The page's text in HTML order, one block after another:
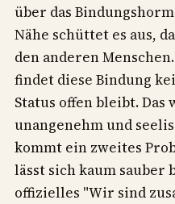
über das
Nähe schüttet es aus,
den anderen
findet diese Bindung
Status offen bleibt. Das
unangenehm und
kommt ein zweites
lässt sich kaum sauber
offizielles "Wir sind